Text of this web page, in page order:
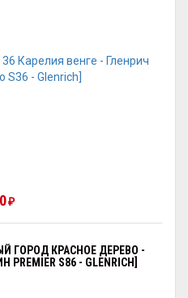
0 ₽
ГОРОД КРАСНОЕ ДЕРЕВО -
S86 - GLENRICH]